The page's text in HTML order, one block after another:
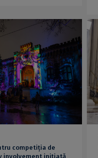
competiția de
involvement inițiată